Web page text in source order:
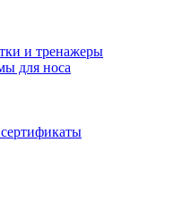
и тренажеры
для носа